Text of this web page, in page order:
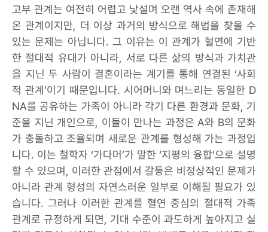
고부 관계는 여전히 어렵고 낯설며 오랜 역사 속에 존재해
온 관계이지만, 더 이상 과거의 방식으로 해법을 찾을 수
있는 문제는 아닙니다. 그 이유는 이 관계가 혈연에 기반
한 절대적 유대가 아니라, 서로 다른 삶의 방식과 가치관
을 지닌 두 사람이 결혼이라는 계기를 통해 연결된 ‘사회
적 관계’이기 때문입니다. 시어머니와 며느리는 동일한 D
NA를 공유하는 가족이 아니라 각기 다른 환경과 문화, 기
준을 지닌 개인으로, 이들이 만나는 과정은 A와 B의 문화
가 충돌하고 조율되며 새로운 관계를 형성해 가는 과정입
니다. 이는 철학자 ‘가다머’가 말한 ‘지평의 융합’으로 설명
할 수 있으며, 이러한 관점에서 갈등은 비정상적인 문제가
아니라 관계 형성의 자연스러운 일부로 이해될 필요가 있
습니다. 그러나 이러한 관계를 혈연 중심의 절대적 가족
관계로 규정하게 되면, 기대 수준이 과도하게 높아지고 실